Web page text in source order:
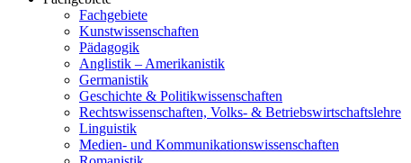
Fachgebiete
Kunstwissenschaften
Pädagogik
Anglistik – Amerikanistik
Germanistik
Geschichte & Politikwissenschaften
Rechtswissenschaften, Volks- & Betriebswirtschaftslehre
Linguistik
Medien- und Kommunikationswissenschaften